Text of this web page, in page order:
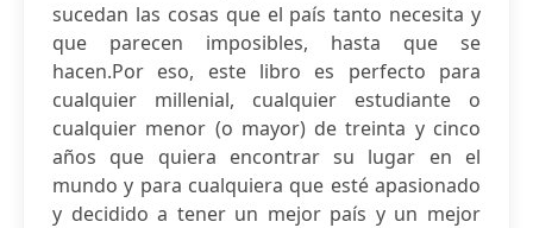
sucedan las cosas que el país tanto necesita y
que parecen imposibles, hasta que se
hacen.Por eso, este libro es perfecto para
cualquier millenial, cualquier estudiante o
cualquier menor (o mayor) de treinta y cinco
años que quiera encontrar su lugar en el
mundo y para cualquiera que esté apasionado
y decidido a tener un mejor país y un mejor